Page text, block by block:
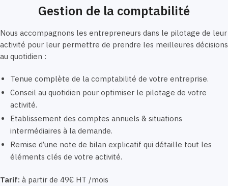
Gestion de la comptabilité
Nous accompagnons les entrepreneurs dans le pilotage de leur
activité pour leur permettre de prendre les meilleures décisions
au quotidien :
Tenue complète de la comptabilité de votre entreprise.
Conseil au quotidien pour optimiser le pilotage de votre
activité.
Etablissement des comptes annuels & situations
intermédiaires à la demande.
Remise d’une note de bilan explicatif qui détaille tout les
éléments clés de votre activité.
Tarif: à partir de 49€ HT /mois